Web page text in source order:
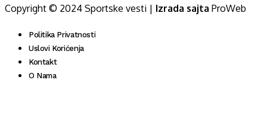
Copyright © 2024 Sportske vesti | Izrada sajta ProWeb
Politika Privatnosti
Uslovi Korićenja
Kontakt
O Nama